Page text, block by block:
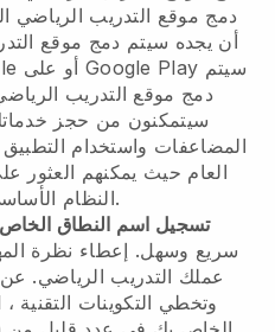
دمج موقع التدريب الرياضي
أن يجده سيتم دمج موقع
متجر تطبيقات Apple أو على Google Play سيتم
دمج موقع التدريب
سيتمكنون من حجز
المضاعفات واستخدام التطبيق
النظام الأساسي الخاص بك.
تسجيل اسم النطاق
سريع وسهل. إعطاء نظرة
عملك التدريب الرياضي.
، وتخطي التكوينات التقنية